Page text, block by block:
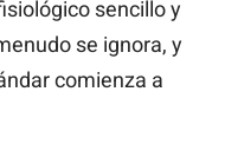
sencillo y
se ignora, y
comienza a